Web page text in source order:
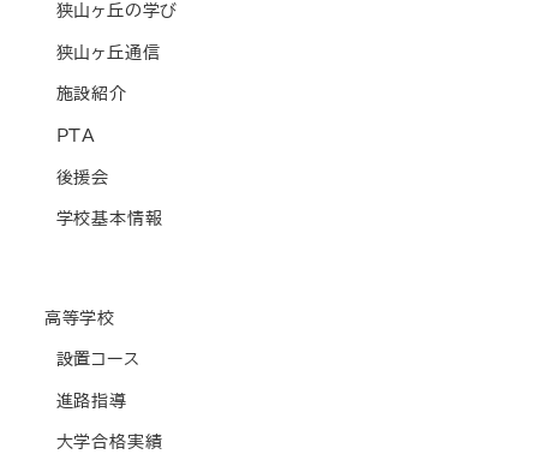
狭山ヶ丘の学び
狭山ヶ丘通信
施設紹介
PTA
後援会
学校基本情報
高等学校
設置コース
進路指導
大学合格実績